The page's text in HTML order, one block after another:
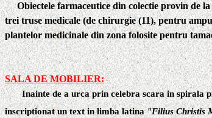
Obiectele farmaceutice din colectie provin
trei truse medicale (de chirurgie(11),pentru
plantelor medicinale din zona folosite pentru
SALA DE MOBILIER:
Inainte de a urca prin celebrascara in spirala
inscriptionat un text in limba latina"Filius Christis